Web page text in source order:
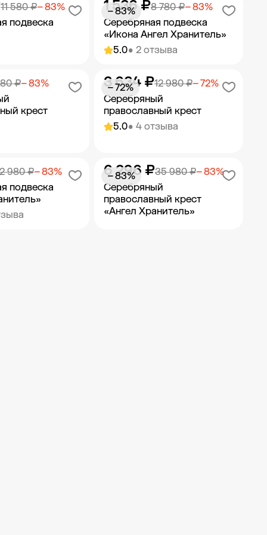
в корзину Добавить в корзину
подвеска
11 580 ₽− 83%
в корзину
5.0• 2 отзыва
Серебряная подвеска
«Икона Ангел Хранитель»
8 780 ₽− 83%
1 536 ₽
− 83%
Добавить в корзину
крест
₽− 83%
в корзину
5.0• 4 отзыва
Серебряный
православный крест
12 980 ₽− 72%
3 634 ₽
− 72%
Добавить в корзину
подвеска
980 ₽− 83%
Серебряный
православный крест
«Ангел Хранитель»
35 980 ₽− 83%
6 296 ₽
− 83%